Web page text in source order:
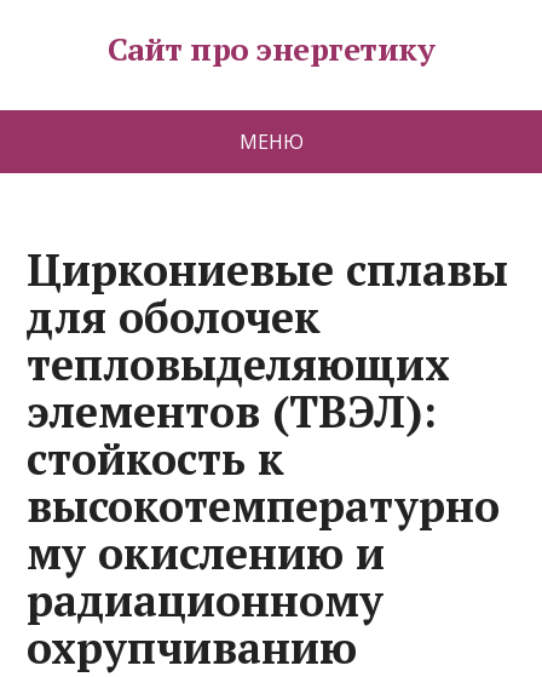
Сайт про энергетику
МЕНЮ
Циркониевые сплавы
для оболочек
тепловыделяющих
элементов (ТВЭЛ):
стойкость к
высокотемпературно
му окислению и
радиационному
охрупчиванию